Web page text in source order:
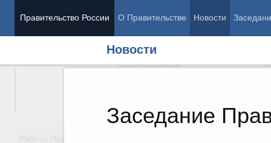
Правительство России О Правительстве Новости
Новости
Заседание
Председатель Правительства
Вице-премьеры
Работа Правительства